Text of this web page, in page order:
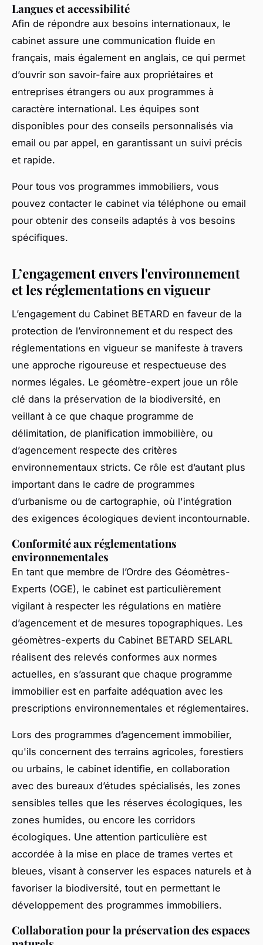
Langues et accessibilité
Afin de répondre aux besoins internationaux, le
cabinet assure une communication fluide en
français, mais également en anglais, ce qui permet
d’ouvrir son savoir-faire aux propriétaires et
entreprises étrangers ou aux programmes à
caractère international. Les équipes sont
disponibles pour des conseils personnalisés via
email ou par appel, en garantissant un suivi précis
et rapide.
Pour tous vos programmes immobiliers, vous
pouvez contacter le cabinet via téléphone ou email
pour obtenir des conseils adaptés à vos besoins
spécifiques.
L’engagement envers l'environnement
et les réglementations en vigueur
L’engagement du Cabinet BETARD en faveur de la
protection de l’environnement et du respect des
réglementations en vigueur se manifeste à travers
une approche rigoureuse et respectueuse des
normes légales. Le géomètre-expert joue un rôle
clé dans la préservation de la biodiversité, en
veillant à ce que chaque programme de
délimitation, de planification immobilière, ou
d’agencement respecte des critères
environnementaux stricts. Ce rôle est d’autant plus
important dans le cadre de programmes
d’urbanisme ou de cartographie, où l'intégration
des exigences écologiques devient incontournable.
Conformité aux réglementations
environnementales
En tant que membre de l’Ordre des Géomètres-
Experts (OGE), le cabinet est particulièrement
vigilant à respecter les régulations en matière
d’agencement et de mesures topographiques. Les
géomètres-experts du Cabinet BETARD SELARL
réalisent des relevés conformes aux normes
actuelles, en s’assurant que chaque programme
immobilier est en parfaite adéquation avec les
prescriptions environnementales et réglementaires.
Lors des programmes d’agencement immobilier,
qu'ils concernent des terrains agricoles, forestiers
ou urbains, le cabinet identifie, en collaboration
avec des bureaux d’études spécialisés, les zones
sensibles telles que les réserves écologiques, les
zones humides, ou encore les corridors
écologiques. Une attention particulière est
accordée à la mise en place de trames vertes et
bleues, visant à conserver les espaces naturels et à
favoriser la biodiversité, tout en permettant le
développement des programmes immobiliers.
Collaboration pour la préservation des espaces